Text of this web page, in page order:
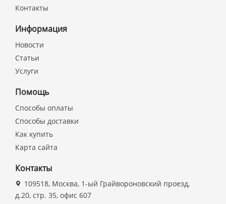
Контакты
Информация
Новости
Статьи
Услуги
Помощь
Способы оплаты
Способы доставки
Как купить
Карта сайта
Контакты
109518, Москва, 1-ый Грайвороновский проезд,
д.20, стр. 35, офис 607